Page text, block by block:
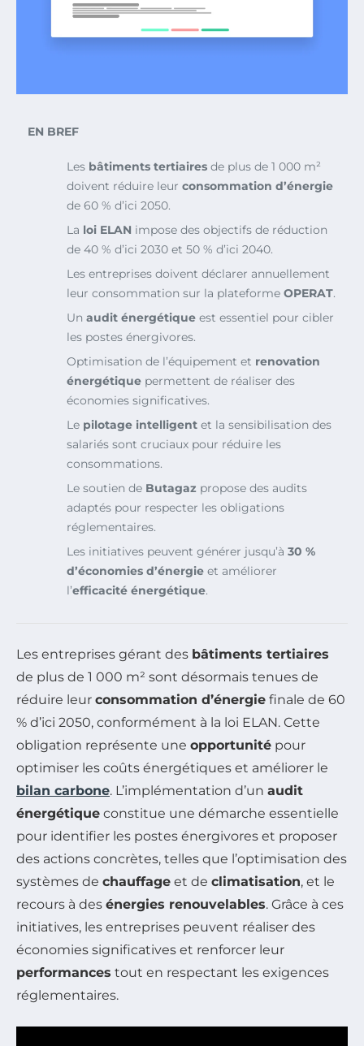
EN BREF
Les bâtiments tertiaires de plus de 1 000 m²
doivent réduire leur consommation d’énergie
de 60 % d’ici 2050.
La loi ELAN impose des objectifs de réduction
de 40 % d’ici 2030 et 50 % d’ici 2040.
Les entreprises doivent déclarer annuellement
leur consommation sur la plateforme OPERAT.
Un audit énergétique est essentiel pour cibler
les postes énergivores.
Optimisation de l’équipement et renovation
énergétique permettent de réaliser des
économies significatives.
Le pilotage intelligent et la sensibilisation des
salariés sont cruciaux pour réduire les
consommations.
Le soutien de Butagaz propose des audits
adaptés pour respecter les obligations
réglementaires.
Les initiatives peuvent générer jusqu’à 30 %
d’économies d’énergie et améliorer
l’efficacité énergétique.
Les entreprises gérant des bâtiments tertiaires
de plus de 1 000 m² sont désormais tenues de
réduire leur consommation d’énergie finale de 60
% d’ici 2050, conformément à la loi ELAN. Cette
obligation représente une opportunité pour
optimiser les coûts énergétiques et améliorer le
bilan carbone. L’implémentation d’un audit
énergétique constitue une démarche essentielle
pour identifier les postes énergivores et proposer
des actions concrètes, telles que l’optimisation des
systèmes de chauffage et de climatisation, et le
recours à des énergies renouvelables. Grâce à ces
initiatives, les entreprises peuvent réaliser des
économies significatives et renforcer leur
performances tout en respectant les exigences
réglementaires.